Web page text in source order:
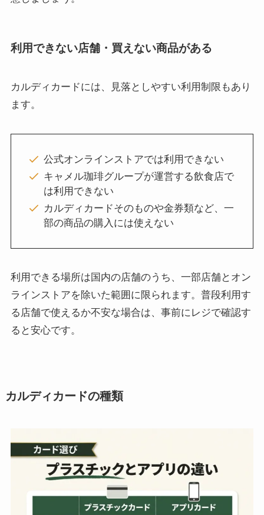
利用できない店舗・買えない商品がある
カルディカードには、見落としやすい利用制限もあり
ます。
公式オンラインストアでは利用できない
キャメル珈琲グループが運営する飲食店で
は利用できない
カルディカードそのものや金券類など、一
部の商品の購入には使えない
利用できる場所は国内の店舗のうち、一部店舗とオン
ラインストアを除いた範囲に限られます。普段利用す
る店舗で使えるか不安な場合は、事前にレジで確認す
ると安心です。
カルディカードの種類